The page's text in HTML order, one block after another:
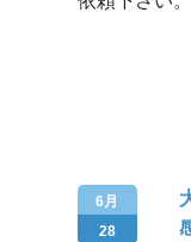
6月
28